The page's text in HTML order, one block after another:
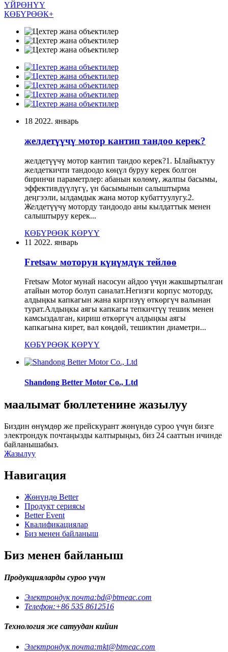
ҮЙРӨНҮҮ
КӨБҮРӨӨК+
18 2022. январь
желдетүүчү мотор кантип тандоо керек?
желдетүүчү мотор кантип тандоо керек?1. Ылайыктуу
желдеткичти тандоодо көңүл буруу керек болгон
биринчи параметрлер: абанын көлөмү, жалпы басымы,
эффективдүүлүгү, үн басымынын салыштырма
деңгээли, ылдамдык жана мотор кубаттуулугу.2.
Желдетүүчү моторду тандоодо аны кылдаттык менен
салыштыруу керек...
КӨБҮРӨӨК КӨРҮҮ
11 2022. январь
Fretsaw моторун күнүмдүк тейлөө
Fretsaw Motor мунай насосун айдоо үчүн жакшыртылган
атайын мотор болуп саналат.Негизги корпус моторду,
алдыңкы капкагын жана киргизүү өткөргүч валынан
турат.Алдыңкы аягы капкагы тепкичтүү тешик менен
камсыздалган, кириш өткөргүч алдыңкы аягы
капкагына кирет, вал көңдөй, тешиктин диаметри...
КӨБҮРӨӨК КӨРҮҮ
Shandong Better Motor Co., Ltd
маалымат бюллетенине жазылуу
Биздин өнүмдөр же прейскурант жөнүндө суроо үчүн бизге
электрондук почтаңызды калтырыңыз, биз 24 сааттын ичинде
байланышабыз.
Жазылуу
Навигация
Жөнүндө Better
Продукт сериясы
Better Event
Квалификациялар
Биз менен байланыш
Биз менен байланыш
Продукцияларды суроо үчүн
Электрондук почта:bd@btmeac.com
Телефон:+86 535 8612516
Технология же сатуудан кийин
Электрондук почта:mkt@btmeac.com